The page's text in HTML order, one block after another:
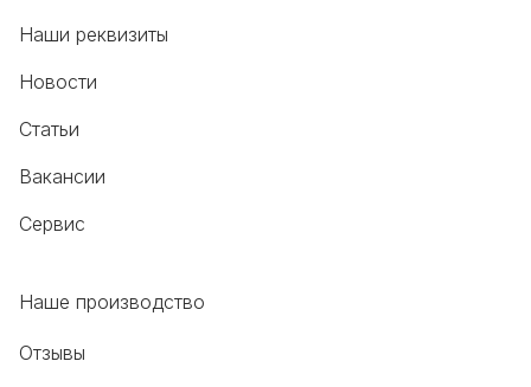
Наши реквизиты
Новости
Статьи
Вакансии
Сервис
Наше производство
Отзывы